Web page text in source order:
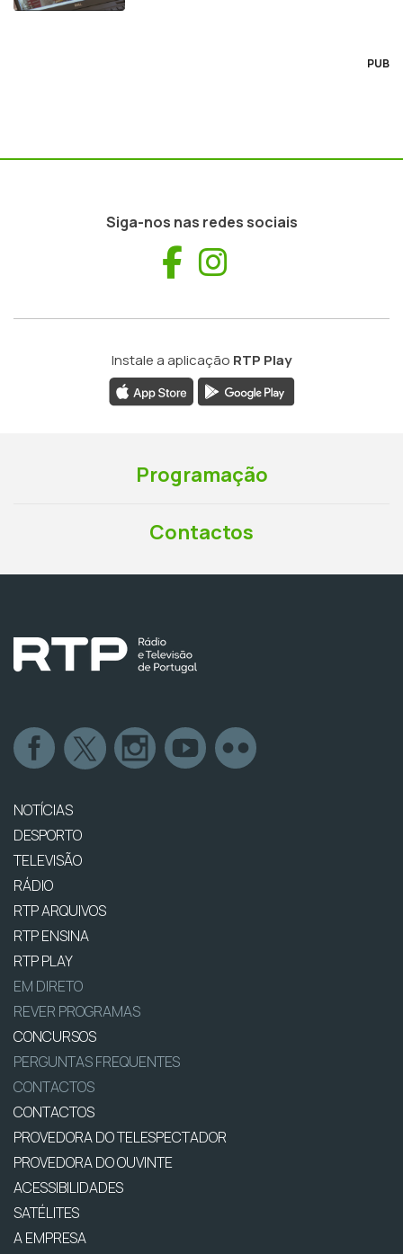
PUB
Siga-nos nas redes sociais
Facebook
Instale a aplicação RTP Play
Programação
Contactos
NOTÍCIAS
DESPORTO
TELEVISÃO
RÁDIO
RTP ARQUIVOS
RTP ENSINA
RTP PLAY
EM DIRETO
REVER PROGRAMAS
CONCURSOS
PERGUNTAS FREQUENTES
CONTACTOS
CONTACTOS
PROVEDORA DO TELESPECTADOR
PROVEDORA DO OUVINTE
ACESSIBILIDADES
SATÉLITES
A EMPRESA